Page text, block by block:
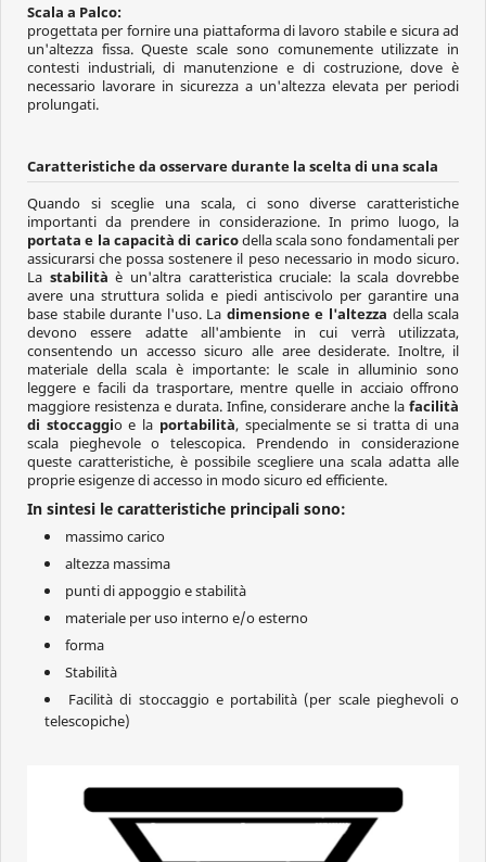
Scala a Palco:
progettata per fornire una piattaforma di lavoro stabile e sicura ad
un'altezza fissa. Queste scale sono comunemente utilizzate in
contesti industriali, di manutenzione e di costruzione, dove è
necessario lavorare in sicurezza a un'altezza elevata per periodi
prolungati.
Caratteristiche da osservare durante la scelta di una scala
Quando si sceglie una scala, ci sono diverse caratteristiche
importanti da prendere in considerazione. In primo luogo, la
portata e la capacità di caricodella scala sono fondamentali per
assicurarsi che possa sostenere il peso necessario in modo sicuro.
La stabilità è un'altra caratteristica cruciale: la scala dovrebbe
avere una struttura solida e piedi antiscivolo per garantire una
base stabile durante l'uso. La dimensione e l'altezza della scala
devono essere adatte all'ambiente in cui verrà utilizzata,
consentendo un accesso sicuro alle aree desiderate. Inoltre, il
materiale della scala è importante: le scale in alluminio sono
leggere e facili da trasportare, mentre quelle in acciaio offrono
maggiore resistenza e durata. Infine, considerare anche lafacilità
di stoccaggio e la portabilità, specialmente se si tratta di una
scala pieghevole o telescopica. Prendendo in considerazione
queste caratteristiche, è possibile scegliere una scala adatta alle
proprie esigenze di accesso in modo sicuro ed efficiente.
In sintesi le caratteristiche principali sono:
massimo carico
altezza massima
punti di appoggio e stabilità
materiale per uso interno e/o esterno
forma
Stabilità
Facilità di stoccaggio e portabilità (per scale pieghevoli o
telescopiche)